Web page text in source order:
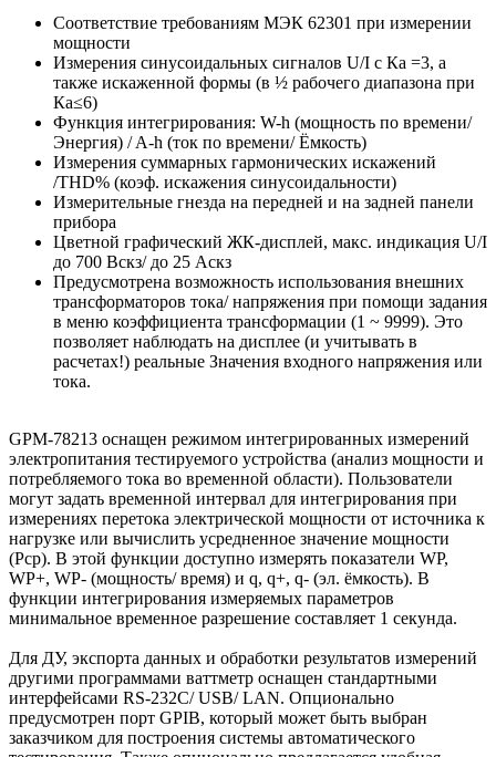
Соответствие требованиям МЭК 62301 при измерении
мощности
Измерения синусоидальных сигналов U/I с Ка =3, а
также искаженной формы (в ½ рабочего диапазона при
Ка≤6)
Функция интегрирования: W-h (мощность по времени/
Энергия) / A-h (ток по времени/ Ёмкость)
Измерения суммарных гармонических искажений
/THD% (коэф. искажения синусоидальности)
Измерительные гнезда на передней и на задней панели
прибора
Цветной графический ЖК-дисплей, макс. индикация U/I
до 700 Вскз/ до 25 Аскз
Предусмотрена возможность использования внешних
трансформаторов тока/ напряжения при помощи задания
в меню коэффициента трансформации (1 ~ 9999). Это
позволяет наблюдать на дисплее (и учитывать в
расчетах!) реальные Значения входного напряжения или
тока.
GPM-78213 оснащен режимом интегрированных измерений
электропитания тестируемого устройства (анализ мощности и
потребляемого тока во временной области). Пользователи
могут задать временной интервал для интегрирования при
измерениях перетока электрической мощности от источника к
нагрузке или вычислить усредненное значение мощности
(Pср). В этой функции доступно измерять показатели WP,
WP+, WP- (мощность/ время) и q, q+, q- (эл. ёмкость). В
функции интегрирования измеряемых параметров
минимальное временное разрешение составляет 1 секунда.
Для ДУ, экспорта данных и обработки результатов измерений
другими программами ваттметр оснащен стандартными
интерфейсами RS-232C/ USB/ LAN. Опционально
предусмотрен порт GPIB, который может быть выбран
заказчиком для построения системы автоматического